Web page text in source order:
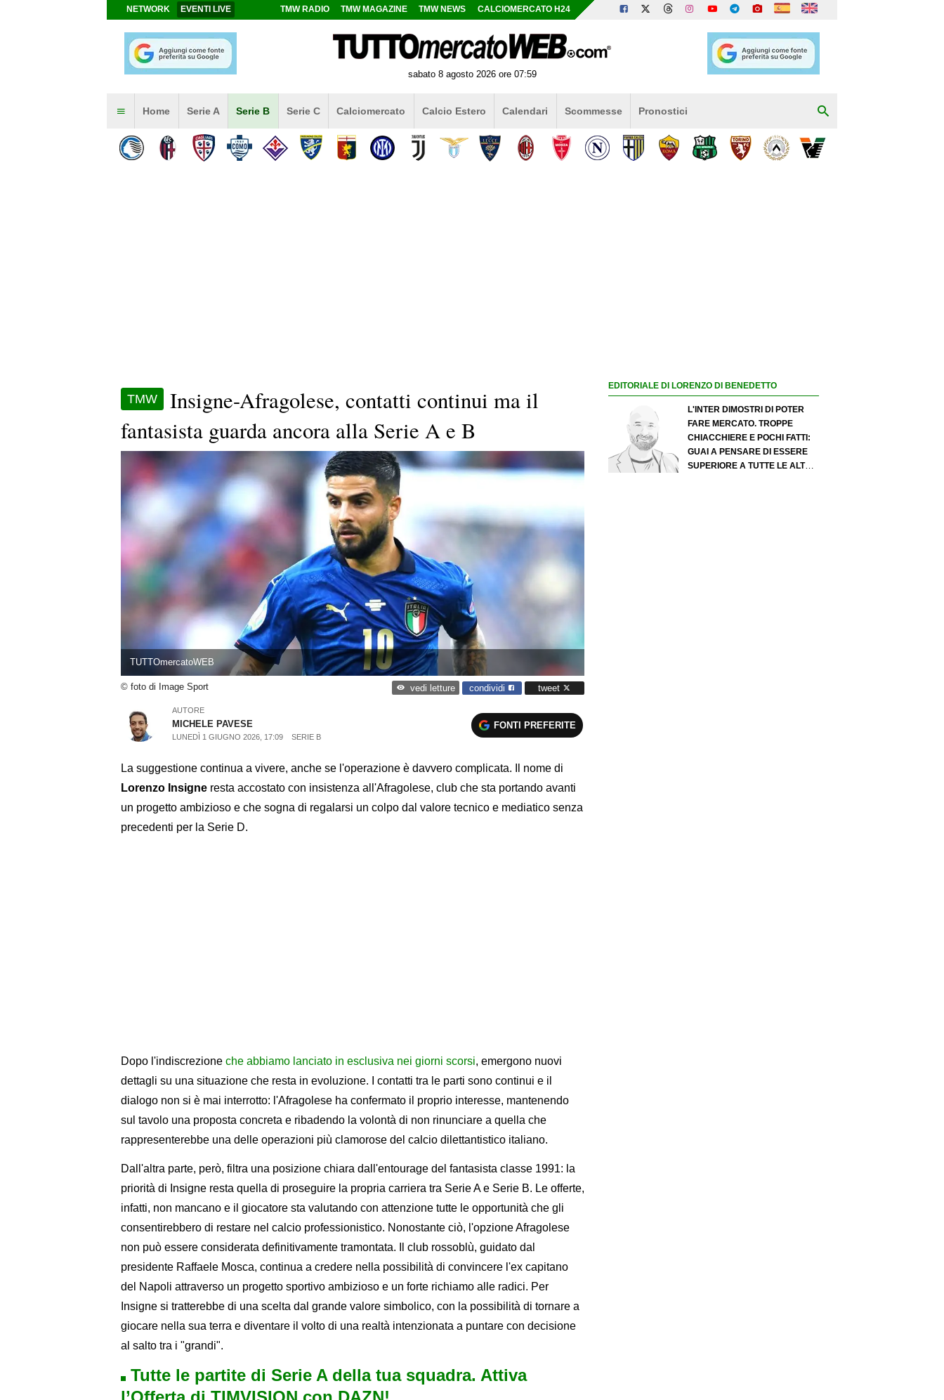
NETWORK EVENTI LIVE TMW RADIO TMW MAGAZINE TMW NEWS CALCIOMERCATO H24
sabato 8 agosto 2026 ore 07:59
Home Serie A Serie B Serie C Calciomercato Calcio Estero Calendari Scommesse Pronostici
TMW
Insigne-Afragolese, contatti continui ma il
fantasista guarda ancora alla Serie A e B
TUTTOmercatoWEB
© foto di Image Sport vedi letture condividi tweet
AUTORE
MICHELE PAVESE
LUNEDÌ 1 GIUGNO 2026, 17:09 SERIE B
FONTI PREFERITE
La suggestione continua a vivere, anche se l'operazione è davvero complicata. Il nome di
Lorenzo Insigne resta accostato con insistenza all'Afragolese, club che sta portando avanti
un progetto ambizioso e che sogna di regalarsi un colpo dal valore tecnico e mediatico senza
precedenti per la Serie D.
Dopo l'indiscrezione che abbiamo lanciato in esclusiva nei giorni scorsi, emergono nuovi
dettagli su una situazione che resta in evoluzione. I contatti tra le parti sono continui e il
dialogo non si è mai interrotto: l'Afragolese ha confermato il proprio interesse, mantenendo
sul tavolo una proposta concreta e ribadendo la volontà di non rinunciare a quella che
rappresenterebbe una delle operazioni più clamorose del calcio dilettantistico italiano.
Dall'altra parte, però, filtra una posizione chiara dall'entourage del fantasista classe 1991: la
priorità di Insigne resta quella di proseguire la propria carriera tra Serie A e Serie B. Le offerte,
infatti, non mancano e il giocatore sta valutando con attenzione tutte le opportunità che gli
consentirebbero di restare nel calcio professionistico. Nonostante ciò, l'opzione Afragolese
non può essere considerata definitivamente tramontata. Il club rossoblù, guidato dal
presidente Raffaele Mosca, continua a credere nella possibilità di convincere l'ex capitano
del Napoli attraverso un progetto sportivo ambizioso e un forte richiamo alle radici. Per
Insigne si tratterebbe di una scelta dal grande valore simbolico, con la possibilità di tornare a
giocare nella sua terra e diventare il volto di una realtà intenzionata a puntare con decisione
al salto tra i "grandi".
Tutte le partite di Serie A della tua squadra. Attiva
EDITORIALE DI LORENZO DI BENEDETTO
L'INTER DIMOSTRI DI POTER
FARE MERCATO. TROPPE
CHIACCHIERE E POCHI FATTI:
GUAI A PENSARE DI ESSERE
SUPERIORE A TUTTE LE ALTRE